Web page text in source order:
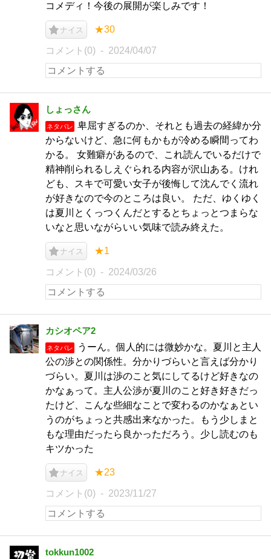
コメディ！今後の展開が楽しみです！
ナイス ★30
コメント(0) 2024/04/07
しょっさん
ネタバレ
卑屈すぎるのか、それとも過去の経緯か分
からないけど、急に何もかもが冷める瞬間ってわ
かる。 女難癖があるので、これ読んでいるだけで
精神削られるしえぐられる内容が沢山ある。けれ
ども、スキで可愛い女子が後悔して沈んでく流れ
が好きなので今のところは良い。 ただ、ゆくゆく
は夏川とくっつくんだとするとちょっとつまらな
いなと思いながらいい気味で読み終えた。
ナイス ★1
コメント(0) 2024/03/26
カシオペア2
ネタバレ
うーん。個人的には微妙かな。夏川と主人
公の渉との関係性。分かりづらいと言えば分かり
づらい。夏川は渉のこと気にしてるけど好きなの
かなぁって。主人公渉が夏川のこと好き好きだっ
たけど、こんな些細なことで変わるのかなぁとい
うのがちょっと共感出来なかった。もう少しまと
もな理由だったら良かっただろう。少し読むのも
キツかった
ナイス ★23
コメント(0) 2023/11/27
tokkun1002